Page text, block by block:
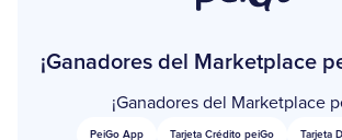
¡Ganadores del Marketplace
¡Ganadores del Marketplace
PeiGo App Tarjeta Crédito peiGo Tarjeta